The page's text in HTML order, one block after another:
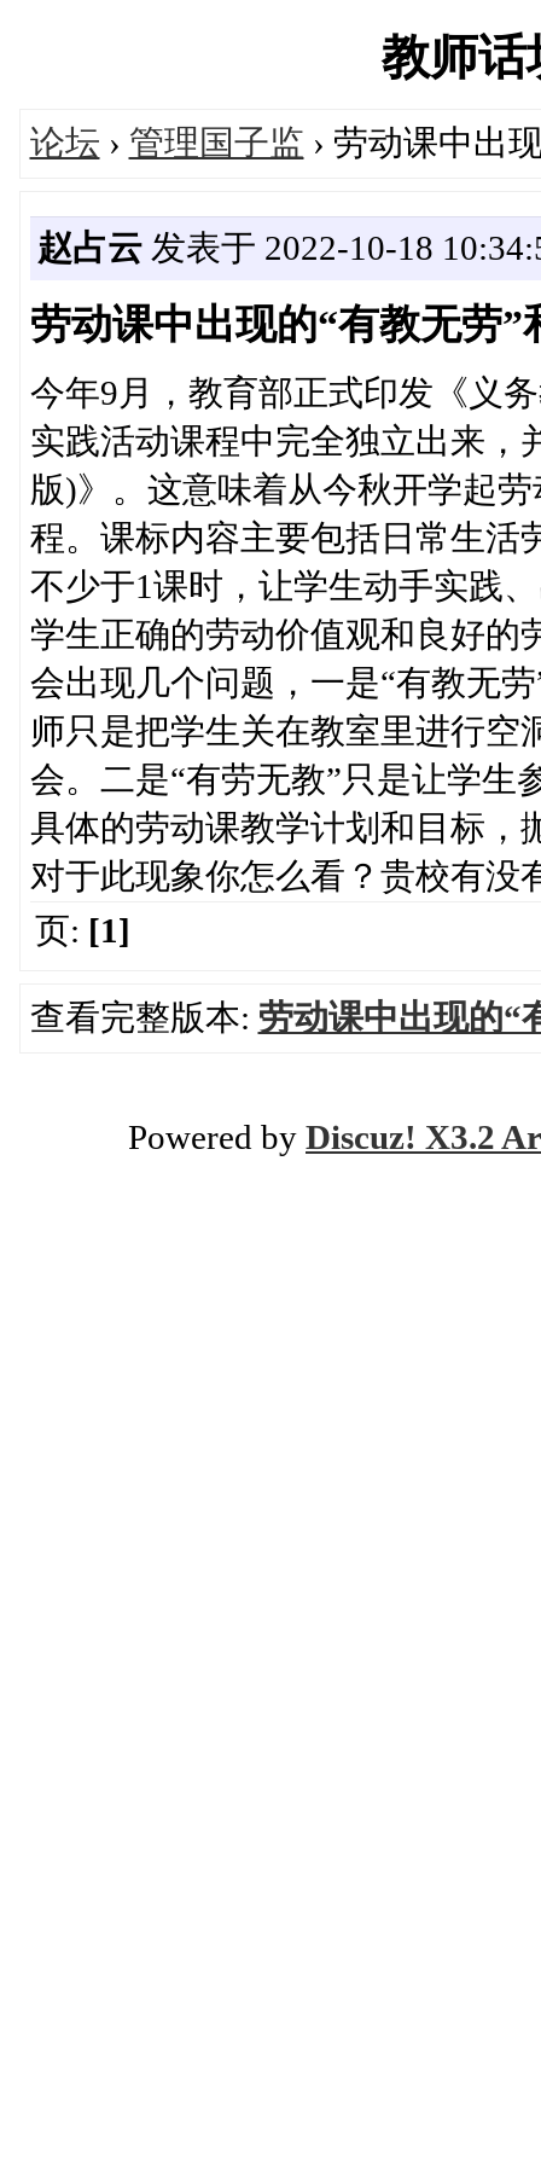
教师话
论坛 › 管理国子监 › 劳动课中出
赵占云发表于 2022-10-18
劳动课中出现的“有教无劳
今年9月，教育部正式印发《义
实践活动课程中完全独立出来，
版)》。这意味着从今秋开学起
程。课标内容主要包括日常生活
不少于1课时，让学生动手实践
学生正确的劳动价值观和良好的
会出现几个问题，一是“有教无
师只是把学生关在教室里进行空
会。二是“有劳无教”只是让学生
具体的劳动课教学计划和目标，
对于此现象你怎么看？贵校有没
页: [1]
查看完整版本: 劳动课中出现的“
Powered by Discuz! X3.2